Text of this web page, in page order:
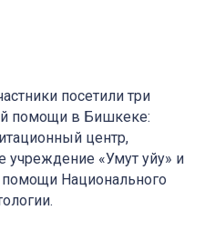
посетили три
помощи в Бишкеке:
центр,
учреждение «Умут уйу» и
Национального